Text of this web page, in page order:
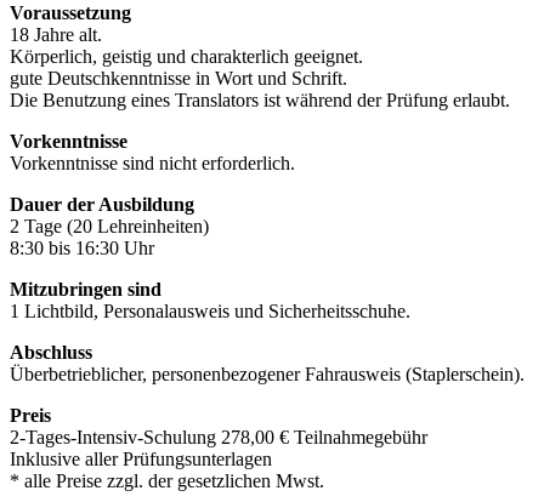
Voraussetzung
18 Jahre alt.
Körperlich, geistig und charakterlich geeignet.
gute Deutschkenntnisse in Wort und Schrift.
Die Benutzung eines Translators ist während der Prüfung erlaubt.
Vorkenntnisse
Vorkenntnisse sind nicht erforderlich.
Dauer der Ausbildung
2 Tage (20 Lehreinheiten)
8:30 bis 16:30 Uhr
Mitzubringen sind
1 Lichtbild, Personalausweis und Sicherheitsschuhe.
Abschluss
Überbetrieblicher, personenbezogener Fahrausweis (Staplerschein).
Preis
2-Tages-Intensiv-Schulung 278,00 € Teilnahmegebühr
Inklusive aller Prüfungsunterlagen
* alle Preise zzgl. der gesetzlichen Mwst.